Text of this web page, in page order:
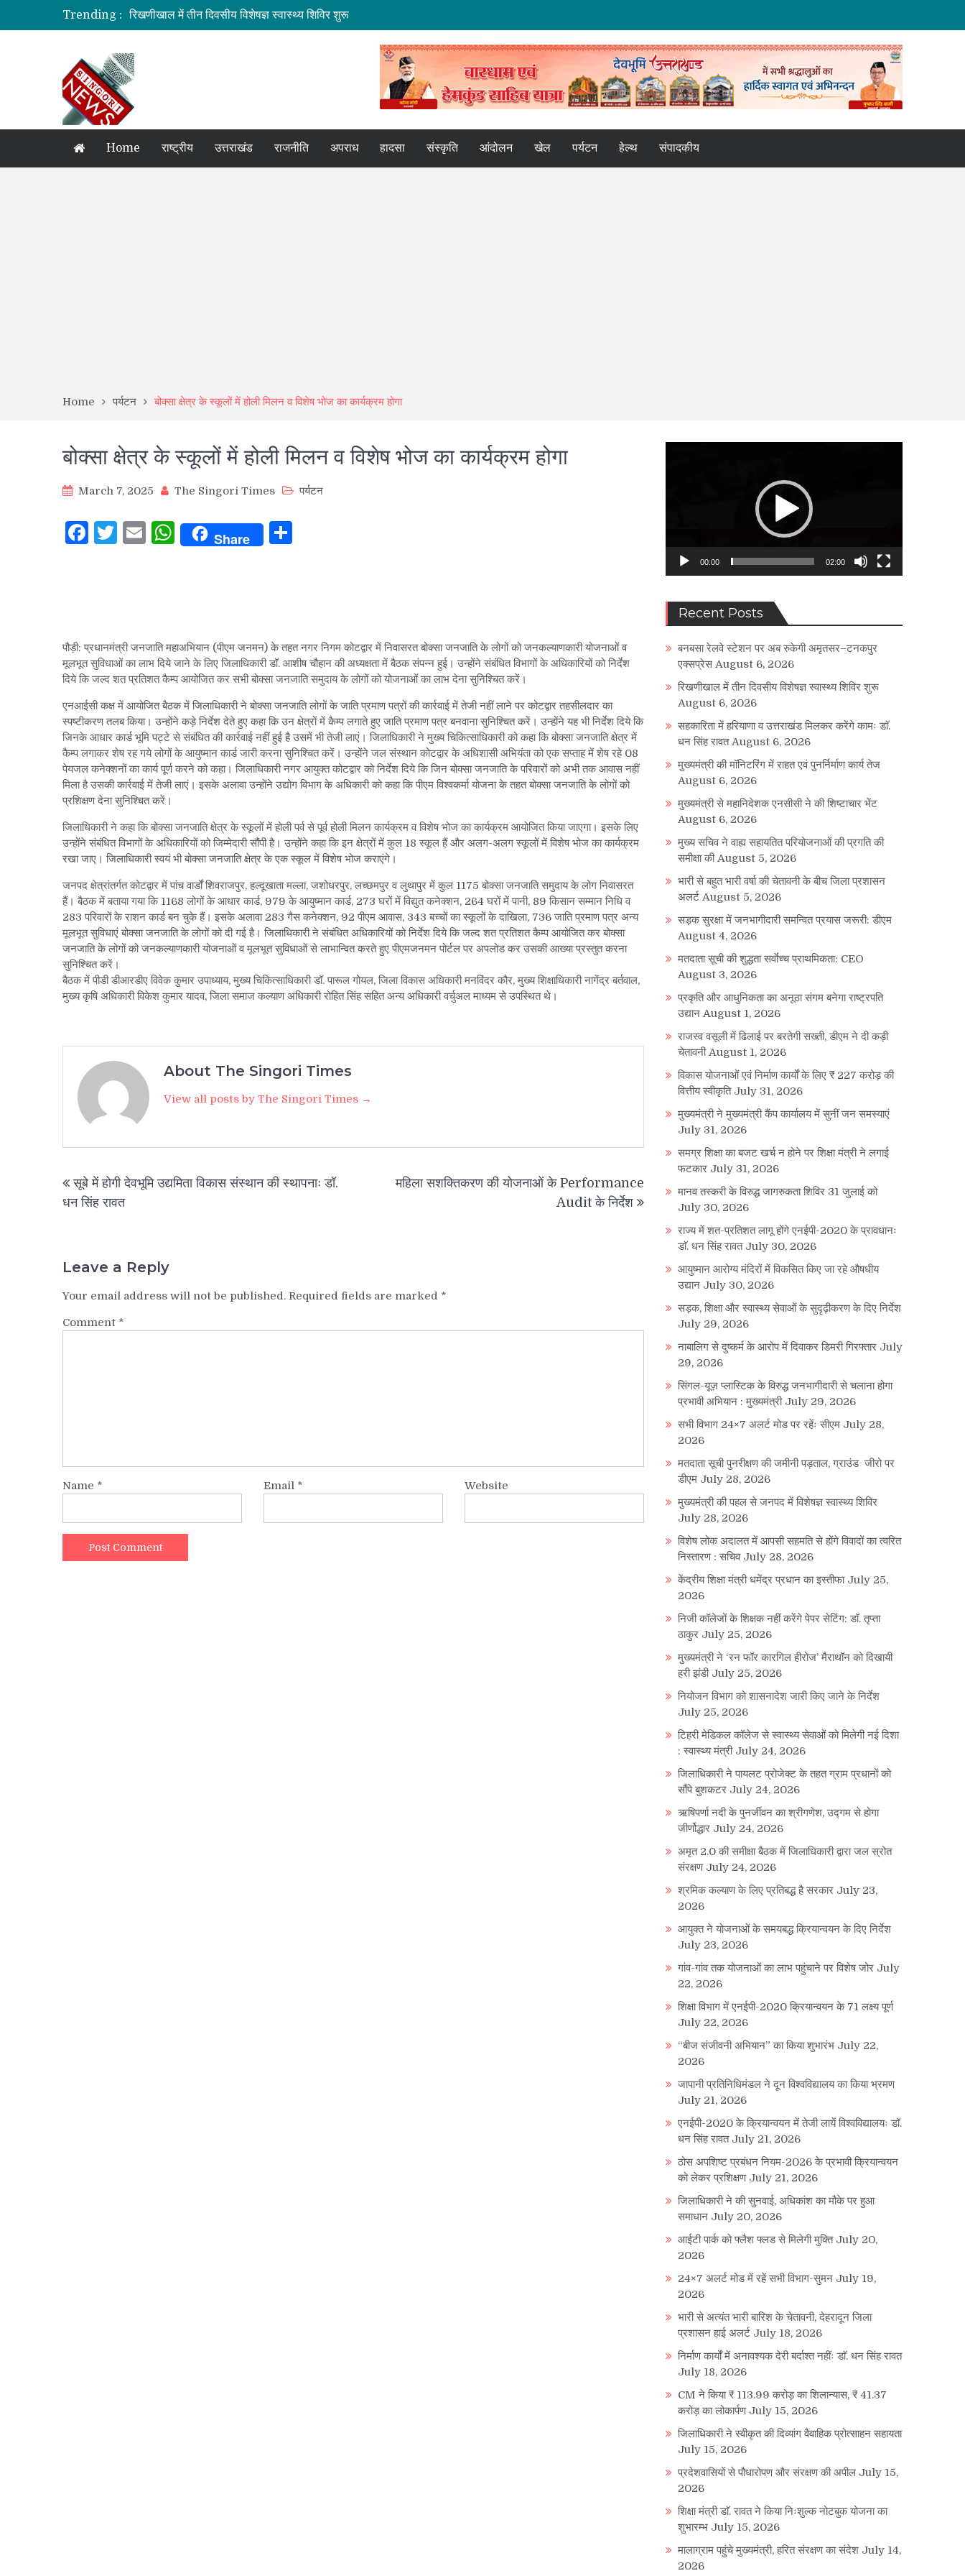
Trending :
रिखणीखाल में तीन दिवसीय विशेषज्ञ स्वास्थ्य शिविर शुरू
सहकारिता में हरियाणा व उत्तराखंड मिलकर करेंगे कामः डाॅ. धन सिंह रावत
मुख्यमंत्री से महानिदेशक एनसीसी ने की शिष्टाचार भेंट
बनबसा रेलवे स्टेशन पर अब रुकेगी अमृतसर–टनकपुर एक्सप्रेस
Home राष्ट्रीय उत्तराखंड राजनीति अपराध हादसा संस्कृति आंदोलन खेल पर्यटन हेल्थ संपादकीय
Home पर्यटन बोक्सा क्षेत्र के स्कूलों में होली मिलन व विशेष भोज का कार्यक्रम होगा
बोक्सा क्षेत्र के स्कूलों में होली मिलन व विशेष भोज का कार्यक्रम होगा
March 7, 2025 The Singori Times पर्यटन
Facebook
Twitter
EmailWhatsApp
Share
पौड़ी: प्रधानमंत्री जनजाति महाअभियान (पीएम जनमन) के तहत नगर निगम कोटद्वार में निवासरत बोक्सा जनजाति के लोगों को जनकल्याणकारी योजनाओं व
मूलभूत सुविधाओं का लाभ दिये जाने के लिए जिलाधिकारी डॉ. आशीष चौहान की अध्यक्षता में बैठक संपन्न हुई। उन्होंने संबंधित विभागों के अधिकारियों को निर्देश
दिये कि जल्द शत प्रतिशत कैम्प आयोजित कर सभी बोक्सा जनजाति समुदाय के लोगों को योजनाओं का लाभ देना सुनिश्चित करें।
एनआईसी कक्ष में आयोजित बैठक में जिलाधिकारी ने बोक्सा जनजाति लोगों के जाति प्रमाण पत्रों की कार्रवाई में तेजी नहीं लाने पर कोटद्वार तहसीलदार का
स्पष्टीकरण तलब किया। उन्होंने कड़े निर्देश देते हुए कहा कि उन क्षेत्रों में कैम्प लगाते हुए जाति प्रमाण पत्र बनवाना सुनिश्चित करें। उन्होंने यह भी निर्देश दिये कि
जिनके आधार कार्ड भूमि पट्टे से संबंधित की कार्रवाई नहीं हुई है उसमें भी तेजी लाएं। जिलाधिकारी ने मुख्य चिकित्साधिकारी को कहा कि बोक्सा जनजाति क्षेत्र में
कैम्प लगाकर शेष रह गये लोगों के आयुष्मान कार्ड जारी करना सुनिश्चित करें। उन्होंने जल संस्थान कोटद्वार के अधिशासी अभियंता को एक सप्ताह में शेष रहे 08
पेयजल कनेक्शनों का कार्य पूर्ण करने को कहा। जिलाधिकारी नगर आयुक्त कोटद्वार को निर्देश दिये कि जिन बोक्सा जनजाति के परिवारों को अभी तक आवास नहीं
मिला है उसकी कार्रवाई में तेजी लाएं। इसके अलावा उन्होंने उद्योग विभाग के अधिकारी को कहा कि पीएम विश्वकर्मा योजना के तहत बोक्सा जनजाति के लोगों को
प्रशिक्षण देना सुनिश्चित करें।
जिलाधिकारी ने कहा कि बोक्सा जनजाति क्षेत्र के स्कूलों में होली पर्व से पूर्व होली मिलन कार्यक्रम व विशेष भोज का कार्यक्रम आयोजित किया जाएगा। इसके लिए
उन्होंने संबंधित विभागों के अधिकारियों को जिम्मेदारी सौंपी है। उन्होंने कहा कि इन क्षेत्रों में कुल 18 स्कूल हैं और अलग-अलग स्कूलों में विशेष भोज का कार्यक्रम
रखा जाए। जिलाधिकारी स्वयं भी बोक्सा जनजाति क्षेत्र के एक स्कूल में विशेष भोज कराएंगे।
जनपद क्षेत्रांतर्गत कोटद्वार में पांच वार्डों शिवराजपुर, हल्दूखाता मल्ला, जशोधरपुर, लच्छमपुर व लुथापुर में कुल 1175 बोक्सा जनजाति समुदाय के लोग निवासरत
हैं। बैठक में बताया गया कि 1168 लोगों के आधार कार्ड, 979 के आयुष्मान कार्ड, 273 घरों में विद्युत कनेक्शन, 264 घरों में पानी, 89 किसान सम्मान निधि व
283 परिवारों के राशन कार्ड बन चुके हैं। इसके अलावा 283 गैस कनेक्शन, 92 पीएम आवास, 343 बच्चों का स्कूलों के दाखिला, 736 जाति प्रमाण पत्र अन्य
मूलभूत सुविधाएं बोक्सा जनजाति के लोगों को दी गई है। जिलाधिकारी ने संबंधित अधिकारियों को निर्देश दिये कि जल्द शत प्रतिशत कैम्प आयोजित कर बोक्सा
जनजाति के लोगों को जनकल्याणकारी योजनाओं व मूलभूत सुविधाओं से लाभान्वित करते हुए पीएमजनमन पोर्टल पर अपलोड कर उसकी आख्या प्रस्तुत करना
सुनिश्चित करें।
बैठक में पीडी डीआरडीए विवेक कुमार उपाध्याय, मुख्य चिकित्साधिकारी डॉ. पारूल गोयल, जिला विकास अधिकारी मनविंदर कौर, मुख्य शिक्षाधिकारी नागेंद्र बर्तवाल,
मुख्य कृषि अधिकारी विकेश कुमार यादव, जिला समाज कल्याण अधिकारी रोहित सिंह सहित अन्य अधिकारी वर्चुअल माध्यम से उपस्थित थे।
About The Singori Times
View all posts by The Singori Times →
navigation
सूबे में होगी देवभूमि उद्यमिता विकास संस्थान की स्थापनाः डॉ.
धन सिंह रावत
महिला सशक्तिकरण की योजनाओं के Performance
Audit के निर्देश
Leave a Reply
Your email address will not be published. Required fields are marked *
Comment *
Name * Email * Website
00:00 02:00
Recent Posts
बनबसा रेलवे स्टेशन पर अब रुकेगी अमृतसर–टनकपुर
एक्सप्रेस August 6, 2026
रिखणीखाल में तीन दिवसीय विशेषज्ञ स्वास्थ्य शिविर शुरू
August 6, 2026
सहकारिता में हरियाणा व उत्तराखंड मिलकर करेंगे कामः डाॅ.
धन सिंह रावत August 6, 2026
मुख्यमंत्री की मॉनिटरिंग में राहत एवं पुनर्निर्माण कार्य तेज
August 6, 2026
मुख्यमंत्री से महानिदेशक एनसीसी ने की शिष्टाचार भेंट
August 6, 2026
मुख्य सचिव ने वाह्य सहायतित परियोजनाओं की प्रगति की
समीक्षा की August 5, 2026
भारी से बहुत भारी वर्षा की चेतावनी के बीच जिला प्रशासन
अलर्ट August 5, 2026
सड़क सुरक्षा में जनभागीदारी समन्वित प्रयास जरूरी: डीएम
August 4, 2026
मतदाता सूची की शुद्धता सर्वाेच्च प्राथमिकता: CEO
August 3, 2026
प्रकृति और आधुनिकता का अनूठा संगम बनेगा राष्ट्रपति
उद्यान August 1, 2026
राजस्व वसूली में ढिलाई पर बरतेगी सख्ती, डीएम ने दी कड़ी
चेतावनी August 1, 2026
विकास योजनाओं एवं निर्माण कार्यों के लिए ₹ 227 करोड़ की
वित्तीय स्वीकृति July 31, 2026
मुख्यमंत्री ने मुख्यमंत्री कैंप कार्यालय में सुनीं जन समस्याएं
July 31, 2026
समग्र शिक्षा का बजट खर्च न होने पर शिक्षा मंत्री ने लगाई
फटकार July 31, 2026
मानव तस्करी के विरुद्ध जागरुकता शिविर 31 जुलाई को
July 30, 2026
राज्य में शत-प्रतिशत लागू होंगे एनईपी-2020 के प्रावधानः
डाॅ. धन सिंह रावत July 30, 2026
आयुष्मान आरोग्य मंदिरों में विकसित किए जा रहे औषधीय
उद्यान July 30, 2026
सड़क, शिक्षा और स्वास्थ्य सेवाओं के सुदृढ़ीकरण के दिए निर्देश
July 29, 2026
नाबालिग से दुष्कर्म के आरोप में दिवाकर डिमरी गिरफ्तार July
29, 2026
सिंगल-यूज़ प्लास्टिक के विरुद्ध जनभागीदारी से चलाना होगा
प्रभावी अभियान : मुख्यमंत्री July 29, 2026
सभी विभाग 24×7 अलर्ट मोड पर रहेंः सीएम July 28,
2026
मतदाता सूची पुनरीक्षण की जमीनी पड़ताल, ग्राउंड जीरो पर
डीएम July 28, 2026
मुख्यमंत्री की पहल से जनपद में विशेषज्ञ स्वास्थ्य शिविर
July 28, 2026
विशेष लोक अदालत में आपसी सहमति से होंगे विवादों का त्वरित
निस्तारण : सचिव July 28, 2026
केंद्रीय शिक्षा मंत्री धमेंद्र प्रधान का इस्तीफा July 25,
2026
निजी कॉलेजों के शिक्षक नहीं करेंगे पेपर सेटिंग: डॉ. तृप्ता
ठाकुर July 25, 2026
मुख्यमंत्री ने ‘रन फॉर कारगिल हीरोज’ मैराथॉन को दिखायी
हरी झंडी July 25, 2026
नियोजन विभाग को शासनादेश जारी किए जाने के निर्देश
July 25, 2026
टिहरी मेडिकल कॉलेज से स्वास्थ्य सेवाओं को मिलेगी नई दिशा
: स्वास्थ्य मंत्री July 24, 2026
जिलाधिकारी ने पायलट प्रोजेक्ट के तहत ग्राम प्रधानों को
सौंपे बुशकटर July 24, 2026
ऋषिपर्णा नदी के पुनर्जीवन का श्रीगणेश, उद्गम से होगा
जीर्णोद्धार July 24, 2026
अमृत 2.0 की समीक्षा बैठक में जिलाधिकारी द्वारा जल स्रोत
संरक्षण July 24, 2026
श्रमिक कल्याण के लिए प्रतिबद्ध है सरकार July 23,
2026
आयुक्त ने योजनाओं के समयबद्ध क्रियान्वयन के दिए निर्देश
July 23, 2026
गांव-गांव तक योजनाओं का लाभ पहुंचाने पर विशेष जोर July
22, 2026
शिक्षा विभाग में एनईपी-2020 क्रियान्वयन के 71 लक्ष्य पूर्ण
July 22, 2026
“बीज संजीवनी अभियान” का किया शुभारंभ July 22,
2026
जापानी प्रतिनिधिमंडल ने दून विश्वविद्यालय का किया भ्रमण
July 21, 2026
एनईपी-2020 के क्रियान्वयन में तेजी लायें विश्वविद्यालयः डॉ.
धन सिंह रावत July 21, 2026
ठोस अपशिष्ट प्रबंधन नियम-2026 के प्रभावी क्रियान्वयन
को लेकर प्रशिक्षण July 21, 2026
जिलाधिकारी ने की सुनवाई, अधिकांश का मौके पर हुआ
समाधान July 20, 2026
आईटी पार्क को फ्लैश फ्लड से मिलेगी मुक्ति July 20,
2026
24×7 अलर्ट मोड में रहें सभी विभाग-सुमन July 19,
2026
भारी से अत्यंत भारी बारिश के चेतावनी, देहरादून जिला
प्रशासन हाई अलर्ट July 18, 2026
निर्माण कार्यों में अनावश्यक देरी बर्दाश्त नहींः डाॅ. धन सिंह रावत
July 18, 2026
CM ने किया ₹ 113.99 करोड़ का शिलान्यास, ₹ 41.37
करोड़ का लोकार्पण July 15, 2026
जिलाधिकारी ने स्वीकृत की दिव्यांग वैवाहिक प्रोत्साहन सहायता
July 15, 2026
प्रदेशवासियों से पौधारोपण और संरक्षण की अपील July 15,
2026
शिक्षा मंत्री डाॅ. रावत ने किया निःशुल्क नोटबुक योजना का
शुभारम्भ July 15, 2026
मालाग्राम पहुंचे मुख्यमंत्री, हरित संरक्षण का संदेश July 14,
2026